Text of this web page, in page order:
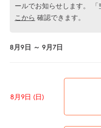
ールでお知らせします。
こから 確認できます。
8月9日 ～ 9月7日
8月9日 (日)